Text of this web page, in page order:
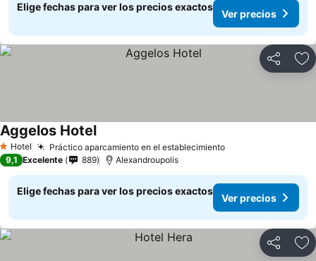
Elige fechas para ver los precios exactos
Ver precios
Compartir
1 Estrellas
Hotel Práctico aparcamiento en el establecimientoVer precios
Aggelos HotelVer precios
9,1 Excelente 889 Alexandroupolis
Elige fechas para ver los precios exactos
Ver precios
Compartir